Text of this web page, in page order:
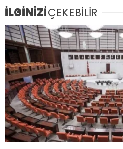
İLGİNİZİÇEKEBİLİR